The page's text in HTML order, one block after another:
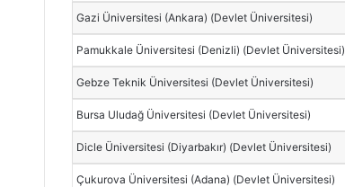
Gazi Üniversitesi (Ankara) (Devlet Üniversitesi)
Pamukkale Üniversitesi (Denizli) (Devlet Üniversitesi)
Gebze Teknik Üniversitesi (Devlet Üniversitesi)
Bursa Uludağ Üniversitesi (Devlet Üniversitesi)
Dicle Üniversitesi (Diyarbakır) (Devlet Üniversitesi)
Çukurova Üniversitesi (Adana) (Devlet Üniversitesi)